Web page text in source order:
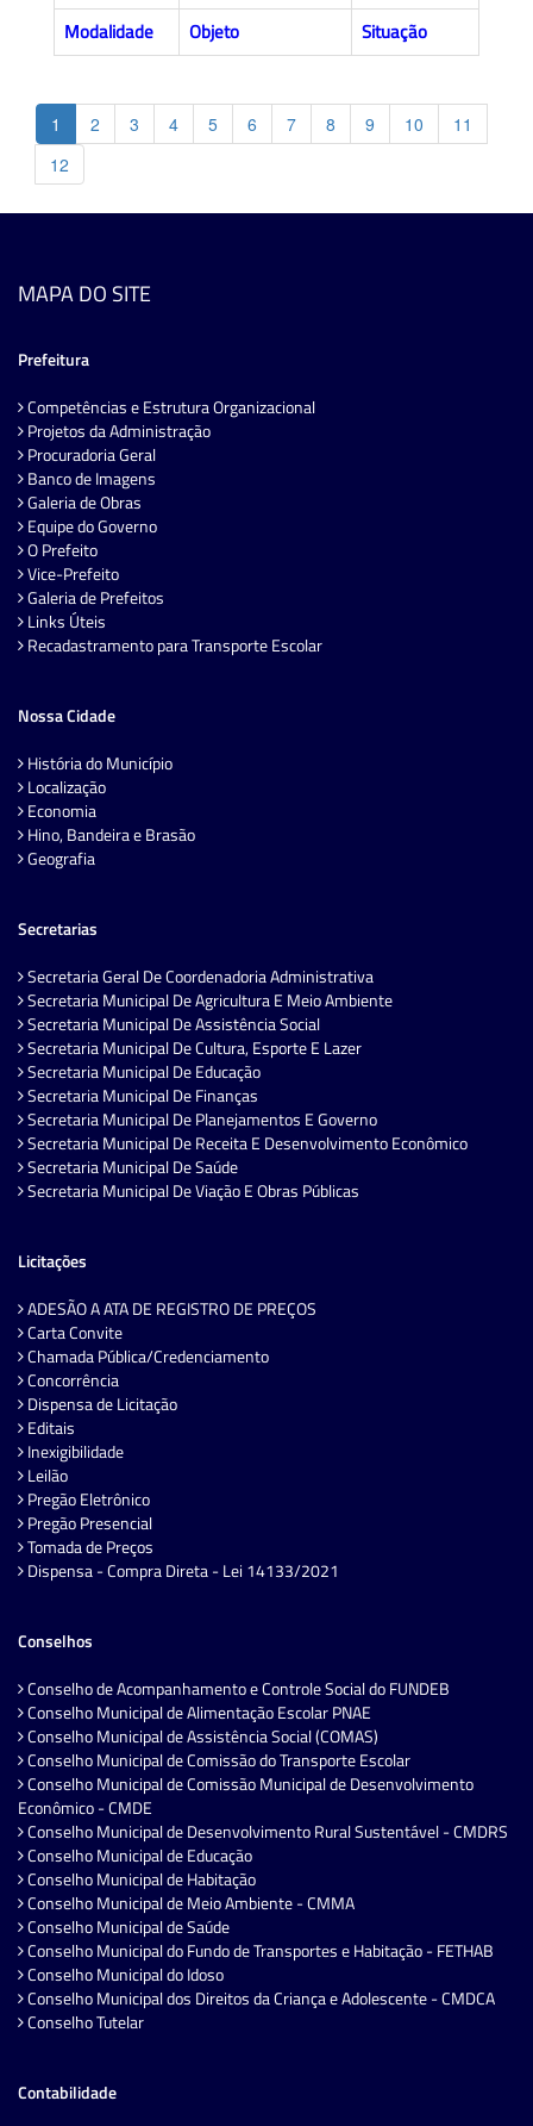
Modalidade Objeto Situação
1 2 3 4 5 6 7 8 9 10
11
12
MAPA DO SITE
Prefeitura
Competências e Estrutura Organizacional
Projetos da Administração
Procuradoria Geral
Banco de Imagens
Galeria de Obras
Equipe do Governo
O Prefeito
Vice-Prefeito
Galeria de Prefeitos
Links Úteis
Recadastramento para Transporte Escolar
Nossa Cidade
História do Município
Localização
Economia
Hino, Bandeira e Brasão
Geografia
Secretarias
Secretaria Geral De Coordenadoria Administrativa
Secretaria Municipal De Agricultura E Meio Ambiente
Secretaria Municipal De Assistência Social
Secretaria Municipal De Cultura, Esporte E Lazer
Secretaria Municipal De Educação
Secretaria Municipal De Finanças
Secretaria Municipal De Planejamentos E Governo
Secretaria Municipal De Receita E Desenvolvimento Econômico
Secretaria Municipal De Saúde
Secretaria Municipal De Viação E Obras Públicas
Licitações
ADESÃO A ATA DE REGISTRO DE PREÇOS
Carta Convite
Chamada Pública/Credenciamento
Concorrência
Dispensa de Licitação
Editais
Inexigibilidade
Leilão
Pregão Eletrônico
Pregão Presencial
Tomada de Preços
Dispensa - Compra Direta - Lei 14133/2021
Conselhos
Conselho de Acompanhamento e Controle Social do FUNDEB
Conselho Municipal de Alimentação Escolar PNAE
Conselho Municipal de Assistência Social (COMAS)
Conselho Municipal de Comissão do Transporte Escolar
Conselho Municipal de Comissão Municipal de Desenvolvimento
Econômico - CMDE
Conselho Municipal de Desenvolvimento Rural Sustentável - CMDRS
Conselho Municipal de Educação
Conselho Municipal de Habitação
Conselho Municipal de Meio Ambiente - CMMA
Conselho Municipal de Saúde
Conselho Municipal do Fundo de Transportes e Habitação - FETHAB
Conselho Municipal do Idoso
Conselho Municipal dos Direitos da Criança e Adolescente - CMDCA
Conselho Tutelar
Contabilidade